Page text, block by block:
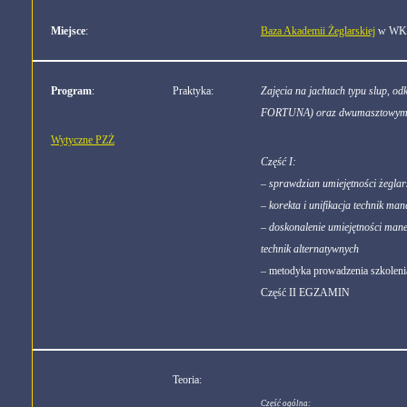
Miejsce: Baza Akademii Żeglarskiej w
Program:
Wytyczne PZŻ
Praktyka:
Zajęcia na jachtach typu slup,
FORTUNA) oraz
Część I:
– sprawdzian umiejętności
– korekta i unifikacja technik
– doskonalenie umiejętności
technik alternatywnych
– metodyka prowadzenia
Część II EGZAMIN
Teoria:
Część ogólna: